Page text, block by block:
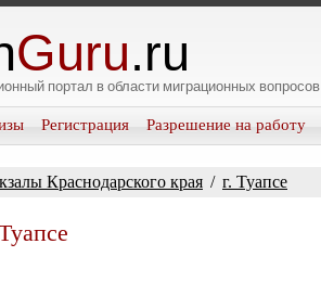
Guru.ru
портал в области миграционных вопросов
Регистрация Разрешение на работу
Краснодарского края / г. Туапсе